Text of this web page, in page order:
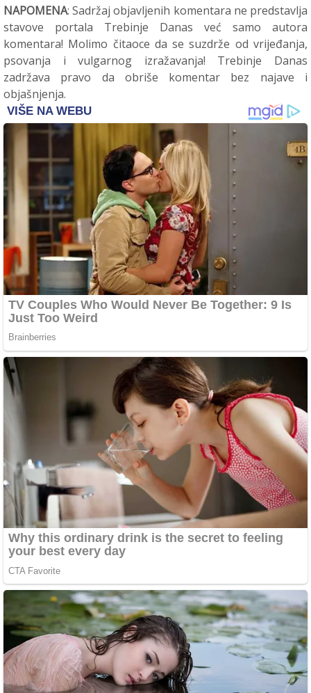
NAPOMENA: Sadržaj objavljenih komentara ne predstavlja
stavove portala Trebinje Danas već samo autora
komentara! Molimo čitaoce da se suzdrže od vrijeđanja,
psovanja i vulgarnog izražavanja! Trebinje Danas
zadržava pravo da obriše komentar bez najave i
objašnjenja.